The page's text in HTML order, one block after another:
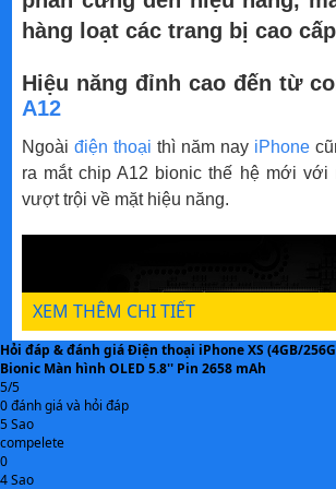
NĂNG LƯỢNG
Loại pin Li-Ion
Dung lượng pin
ÂM THANH
Xem phim
MP4, AVI, WMV,
Nghe nhạc
WMA, MP3
CẢM BIẾN
BỘ SẢN PHẨM Fullbox: Gồm sạc,
MẠNG KẾT NỐI
hàng loạt các trang bị cao
Hiệu năng đỉnh cao đến từ
A12
Ngoàiđiện thoại thì năm nay iPhone
ra mắt chip A12 bionic thế hệ mới với
vượt trội về mặt hiệu năng.
XEM THÊM CHI TIẾT
Hỏi đáp & đánh giá Điện thoại iPhone XS (4GB/
Bionic Màn hình OLED 5.8'' Pin 2658 mAh
5/5
0 đánh giá và hỏi đáp
5 Sao
compelete
0
4 Sao